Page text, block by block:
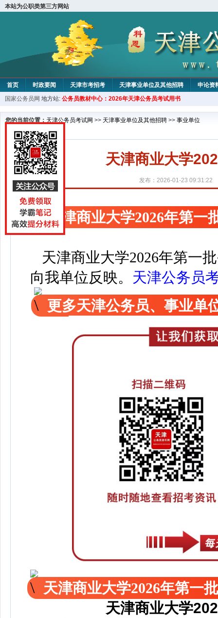
本站为公职类第三方网站
首页 时政要闻 天津市考招考 天津事业单位及其他招聘 申论资
教材中心
国家公务员网 地方站: 公务员教材中心：2026年天津公务员考试用书
您的当前位置： 天津公务员考试网 >> 天津事业单位及其他招聘 >> 事业单位
天津商业大学
发布：2026-01-23 09:31:22
天津商业大学2026年第一
天津商业大学2026年第一
向我单位反映。 天津公务员
更多天津公务员、事业单
天津商业大学2026年第一
天津商业大学